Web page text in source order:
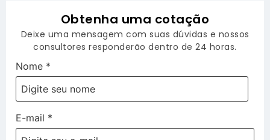
Obtenha uma cotação
Deixe uma mensagem com suas dúvidas e nossos
consultores responderão dentro de 24 horas.
Nome *
E-mail *